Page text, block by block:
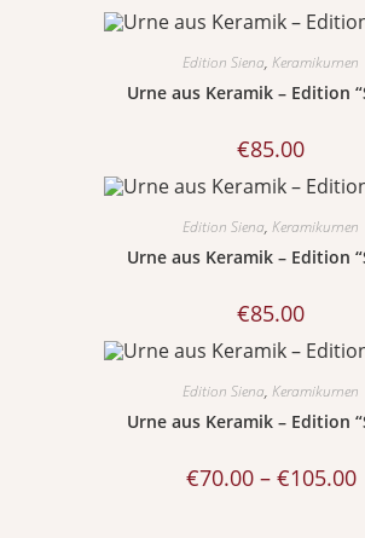
Edition Siena, Keramikurnen
Urne aus Keramik – Edition
€85.00
Edition Siena, Keramikurnen
Urne aus Keramik – Edition
€85.00
Edition Siena, Keramikurnen
Urne aus Keramik – Edition
€70.00 – €105.00